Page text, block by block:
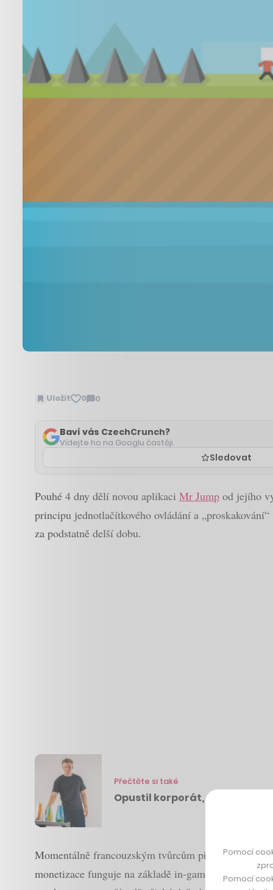
Uložit 0 0
Zobrazit
Baví vás CzechCrunch?
Vídejte ho na Googlu častěji.
Sledovat
Pouhé 4 dny dělí novou aplikaci Mr Jump od jejího
principu jednotlačítkového ovládání a
za podstatně delší dobu.
Přečtěte si také
Opustil korporát, aby dělal se
Momentálně francouzským tvůrcům přinášíšesti
monetizace funguje na základě in-game reklam a
Pomocí
Pomocí